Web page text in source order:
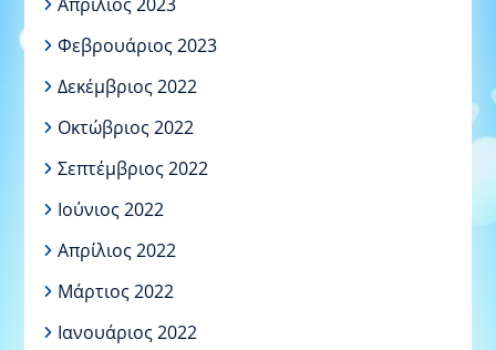
Φεβρουάριος 2023
Δεκέμβριος 2022
Οκτώβριος 2022
Σεπτέμβριος 2022
Ιούνιος 2022
Απρίλιος 2022
Μάρτιος 2022
Ιανουάριος 2022